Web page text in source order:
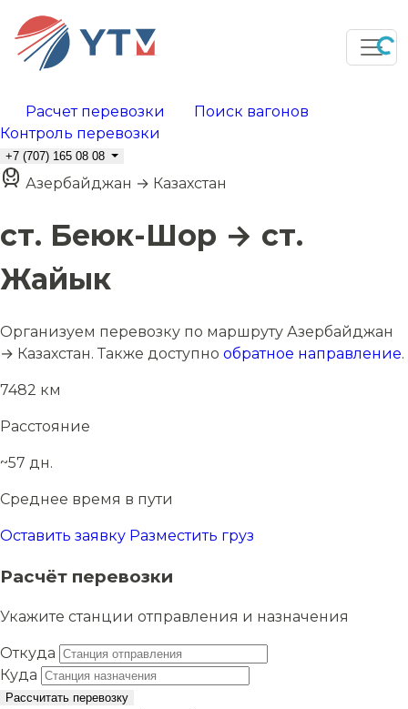
Расчет перевозки
Поиск вагонов
Контроль перевозки
+7 (707) 165 08 08
Азербайджан → Казахстан
ст. Беюк-Шор → ст.
Жайык
Организуем перевозку по маршруту Азербайджан
→ Казахстан. Также доступно обратное направление.
7482 км
Расстояние
~57 дн.
Среднее время в пути
Оставить заявку Разместить груз
Расчёт перевозки
Укажите станции отправления и назначения
Откуда
Куда
Рассчитать перевозку